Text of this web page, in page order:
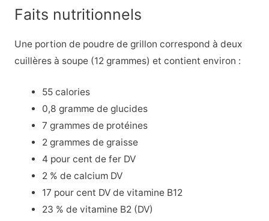
Faits nutritionnels
Une portion de poudre de grillon correspond à deux
cuillères à soupe (12 grammes) et contient environ :
55 calories
0,8 gramme de glucides
7 grammes de protéines
2 grammes de graisse
4 pour cent de fer DV
2 % de calcium DV
17 pour cent DV de vitamine B12
23 % de vitamine B2 (DV)